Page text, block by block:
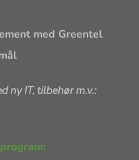
med Greentel
ny IT, tilbehør m.v.: